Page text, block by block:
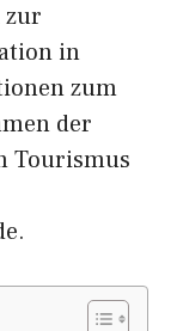
zur
in
zum
der
Tourismus